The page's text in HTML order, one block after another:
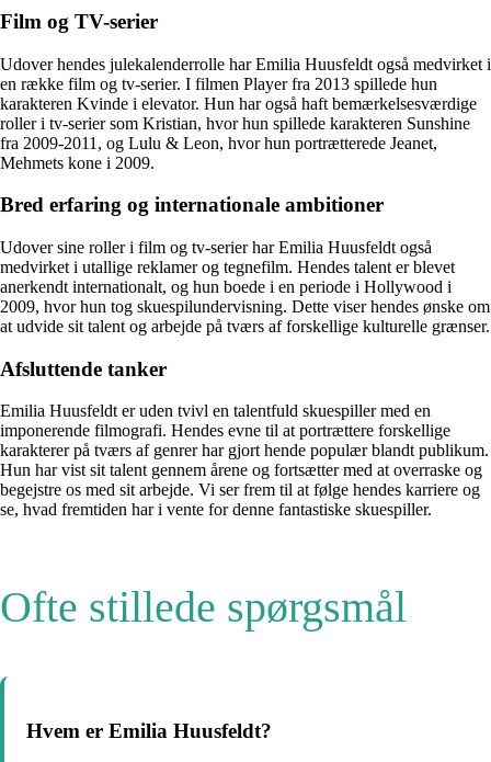
Film og TV-serier
Udover hendes julekalenderrolle har Emilia Huusfeldt også medvirket i
en række film og tv-serier. I filmen Player fra 2013 spillede hun
karakteren Kvinde i elevator. Hun har også haft bemærkelsesværdige
roller i tv-serier som Kristian, hvor hun spillede karakteren Sunshine
fra 2009-2011, og Lulu & Leon, hvor hun portrætterede Jeanet,
Mehmets kone i 2009.
Bred erfaring og internationale ambitioner
Udover sine roller i film og tv-serier har Emilia Huusfeldt også
medvirket i utallige reklamer og tegnefilm. Hendes talent er blevet
anerkendt internationalt, og hun boede i en periode i Hollywood i
2009, hvor hun tog skuespilundervisning. Dette viser hendes ønske om
at udvide sit talent og arbejde på tværs af forskellige kulturelle grænser.
Afsluttende tanker
Emilia Huusfeldt er uden tvivl en talentfuld skuespiller med en
imponerende filmografi. Hendes evne til at portrættere forskellige
karakterer på tværs af genrer har gjort hende populær blandt publikum.
Hun har vist sit talent gennem årene og fortsætter med at overraske og
begejstre os med sit arbejde. Vi ser frem til at følge hendes karriere og
se, hvad fremtiden har i vente for denne fantastiske skuespiller.
Ofte stillede spørgsmål
Hvem er Emilia Huusfeldt?